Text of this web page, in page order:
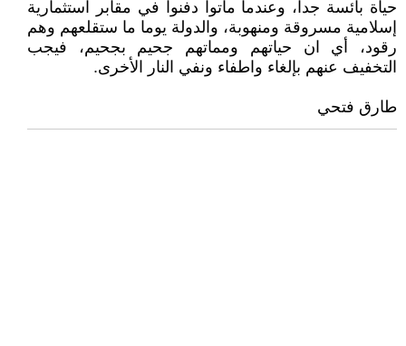
حياة بائسة جدا، وعندما ماتوا دفنوا في مقابر استثمارية
إسلامية مسروقة ومنهوبة، والدولة يوما ما ستقلعهم وهم
رقود، أي ان حياتهم ومماتهم جحيم بجحيم، فيجب
التخفيف عنهم بإلغاء واطفاء ونفي النار الأخرى.
طارق فتحي